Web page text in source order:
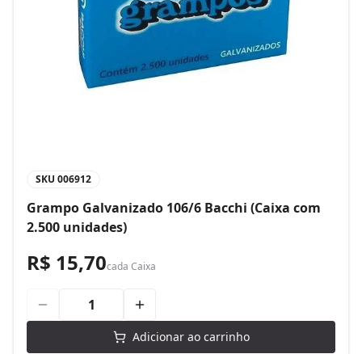
SKU 006912
Grampo Galvanizado 106/6 Bacchi (Caixa com
2.500 unidades)
R$ 15,70cada Caixa
Adicionar ao carrinho